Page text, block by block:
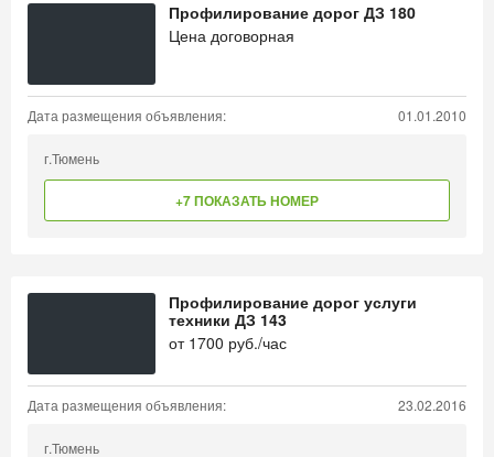
Профилирование дорог ДЗ 180
Цена договорная
Дата размещения объявления: 01.01.2010
г.Тюмень
+7 ПОКАЗАТЬ НОМЕР
Профилирование дорог услуги
техники ДЗ 143
от 1700 руб./час
Дата размещения объявления: 23.02.2016
г.Тюмень